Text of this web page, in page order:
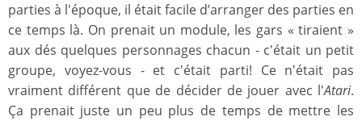
parties à l'époque, il était facile d’arranger des parties en
ce temps là. On prenait un module, les gars « tiraient »
aux dés quelques personnages chacun - c'était un petit
groupe, voyez-vous - et c'était parti! Ce n'était pas
vraiment différent que de décider de jouer avec l'Atari.
Ça prenait juste un peu plus de temps de mettre les